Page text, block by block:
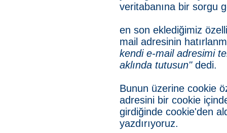
veritabanına bir sorgu
en son eklediğimiz
mail adresinin
kendi e-mail adresimi
aklında tutusun"dedi.
Bunun üzerine cookie
adresini bir cookie
girdiğinde cookie'den
yazdırıyoruz.